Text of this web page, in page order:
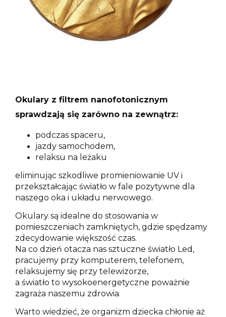
Okulary z filtrem nanofotonicznym
sprawdzają się zarówno na zewnątrz:
podczas spaceru,
jazdy samochodem,
relaksu na leżaku
eliminując szkodliwe promieniowanie UV i
przekształcając światło w fale pozytywne dla
naszego oka i układu nerwowego.
Okulary są idealne do stosowania w
pomieszczeniach zamkniętych, gdzie spędzamy
zdecydowanie większość czas.
Na co dzień otacza nas sztuczne światło Led,
pracujemy przy komputerem, telefonem,
relaksujemy się przy telewizorze,
a światło to wysokoenergetyczne poważnie
zagraża naszemu zdrowia.
Warto wiedzieć, że organizm dziecka chłonie aż